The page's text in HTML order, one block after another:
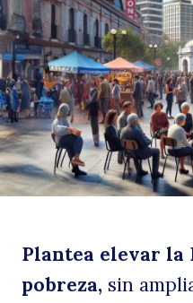
Plantea elevar la
pobreza, sin